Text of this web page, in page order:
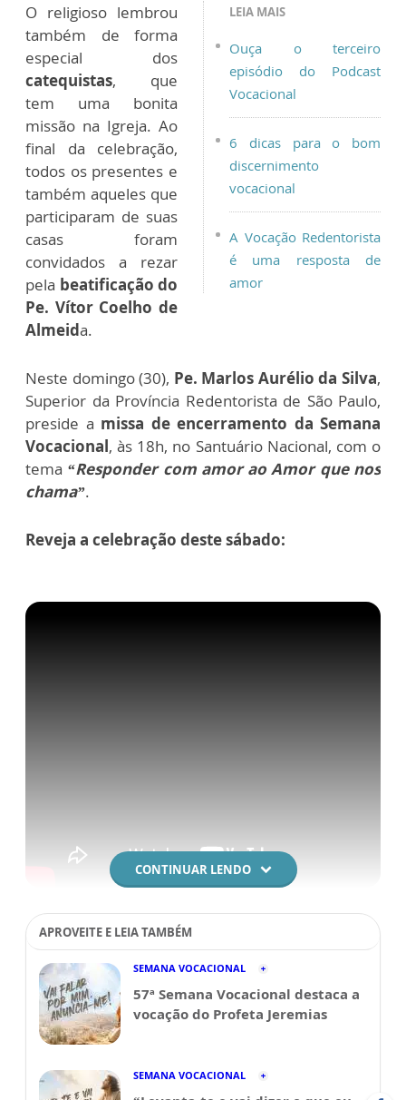
LEIA MAIS
Ouça o terceiro
episódio do Podcast
Vocacional
6 dicas para o bom
discernimento
vocacional
A Vocação Redentorista
é uma resposta de
amor
O religioso lembrou
também de forma
especial dos
catequistas, que
tem uma bonita
missão na Igreja. Ao
final da celebração,
todos os presentes e
também aqueles que
participaram de suas
casas foram
convidados a rezar
pela beatificação do
Pe. Vítor Coelho de
Almeida.
Neste domingo (30), Pe. Marlos Aurélio da Silva,
Superior da Província Redentorista de São Paulo,
preside a missa de encerramento da Semana
Vocacional, às 18h, no Santuário Nacional, com o
tema “Responder com amor ao Amor que nos
chama”.
Reveja a celebração deste sábado:
CONTINUAR LENDO
APROVEITE E LEIA TAMBÉM
SEMANA VOCACIONAL
57ª Semana Vocacional destaca a
vocação do Profeta Jeremias
SEMANA VOCACIONAL